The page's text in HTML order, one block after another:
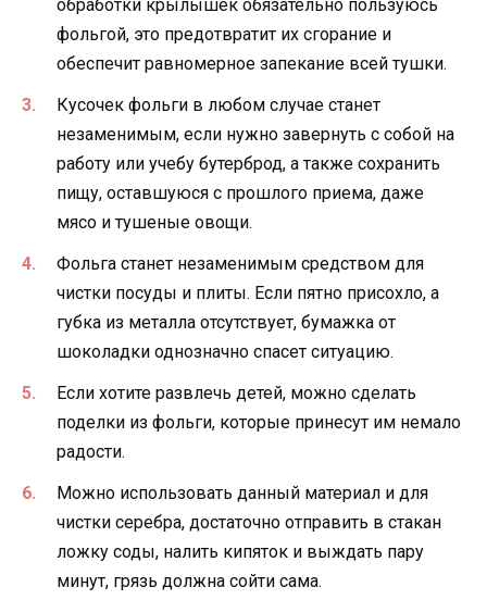
обработки крылышек обязательно пользуюсь
фольгой, это предотвратит их сгорание и
обеспечит равномерное запекание всей тушки.
Кусочек фольги в любом случае станет
незаменимым, если нужно завернуть с собой на
работу или учебу бутерброд, а также сохранить
пищу, оставшуюся с прошлого приема, даже
мясо и тушеные овощи.
Фольга станет незаменимым средством для
чистки посуды и плиты. Если пятно присохло, а
губка из металла отсутствует, бумажка от
шоколадки однозначно спасет ситуацию.
Если хотите развлечь детей, можно сделать
поделки из фольги, которые принесут им немало
радости.
Можно использовать данный материал и для
чистки серебра, достаточно отправить в стакан
ложку соды, налить кипяток и выждать пару
минут, грязь должна сойти сама.